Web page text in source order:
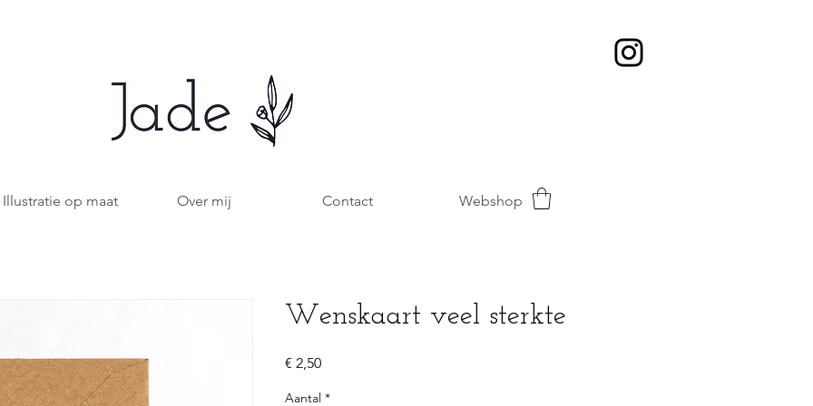
Illustratie op maat Over mij Contact Webshop
Wenskaart veel sterkte
€ 2,50Prijs
Aantal *